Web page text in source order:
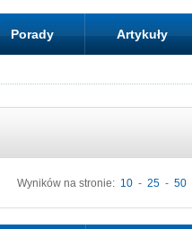
Porady Artykuły
Wyników na stronie: 10 - 25 - 50